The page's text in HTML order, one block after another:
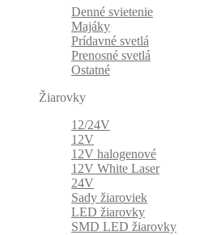
Denné svietenie
Majáky
Prídavné svetlá
Prenosné svetlá
Ostatné
Žiarovky
12/24V
12V
12V halogenové
12V White Laser
24V
Sady žiaroviek
LED žiarovky
SMD LED žiarovky